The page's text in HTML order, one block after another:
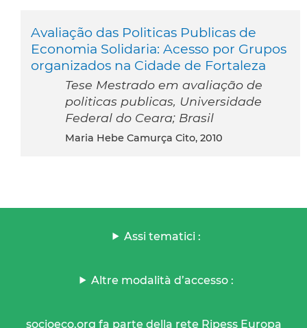
Avaliação das Politicas Publicas de
Economia Solidaria: Acesso por Grupos
organizados na Cidade de Fortaleza
Tese Mestrado em avaliação de
politicas publicas, Universidade
Federal do Ceara; Brasil
Maria Hebe Camurça Cito, 2010
Assi tematici :
Altre modalità d’accesso :
socioeco.org fa parte della rete Ripess Europa